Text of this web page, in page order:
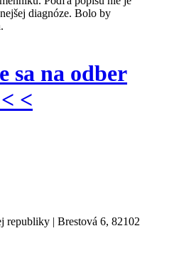
diagnóze. Bolo by
sa na odber
<
republiky | Brestová 6, 82102